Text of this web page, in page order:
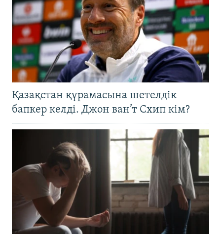
Қазақстан құрамасына шетелдік
бапкер келді. Джон ван’т Схип кім?